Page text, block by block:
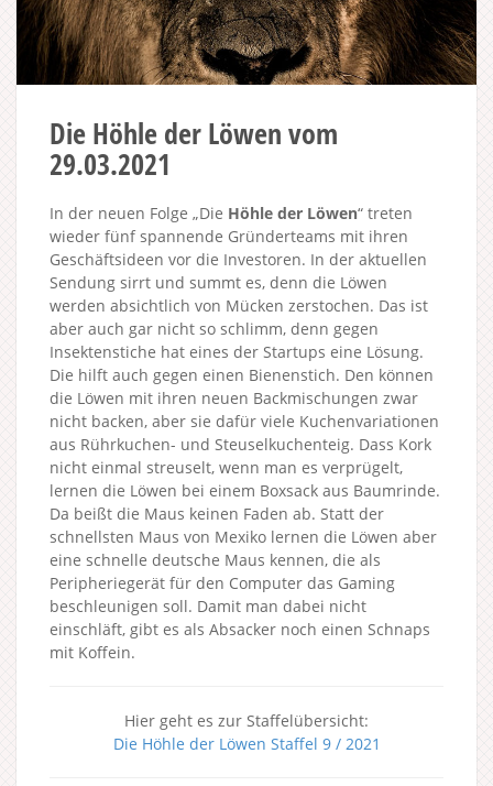
Die Höhle der Löwen vom
29.03.2021
In der neuen Folge „Die Höhle der Löwen“ treten
wieder fünf spannende Gründerteams mit ihren
Geschäftsideen vor die Investoren. In der aktuellen
Sendung sirrt und summt es, denn die Löwen
werden absichtlich von Mücken zerstochen. Das ist
aber auch gar nicht so schlimm, denn gegen
Insektenstiche hat eines der Startups eine Lösung.
Die hilft auch gegen einen Bienenstich. Den können
die Löwen mit ihren neuen Backmischungen zwar
nicht backen, aber sie dafür viele Kuchenvariationen
aus Rührkuchen- und Steuselkuchenteig. Dass Kork
nicht einmal streuselt, wenn man es verprügelt,
lernen die Löwen bei einem Boxsack aus Baumrinde.
Da beißt die Maus keinen Faden ab. Statt der
schnellsten Maus von Mexiko lernen die Löwen aber
eine schnelle deutsche Maus kennen, die als
Peripheriegerät für den Computer das Gaming
beschleunigen soll. Damit man dabei nicht
einschläft, gibt es als Absacker noch einen Schnaps
mit Koffein.
Hier geht es zur Staffelübersicht:
Die Höhle der Löwen Staffel 9 / 2021